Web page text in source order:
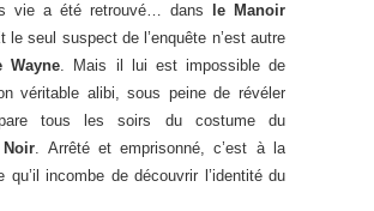
vie a été retrouvé… dans le Manoir
le seul suspect de l’enquête n’est autre
Wayne. Mais il lui est impossible de
véritable alibi, sous peine de révéler
tous les soirs du costume du
Noir. Arrêté et emprisonné, c’est à la
qu’il incombe de découvrir l’identité du